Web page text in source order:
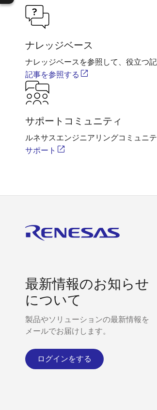
ナレッジベース
ナレッジベースを参照して、役立つ
記事を参照する
サポートコミュニティ
ルネサスエンジニアリングコミュニ
サポート
最新情報のお知らせ
について
製品やソリューションの最新情報を
メールでお届けします。
ログインをする